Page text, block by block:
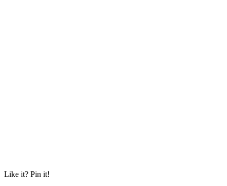
Like it? Pin it!